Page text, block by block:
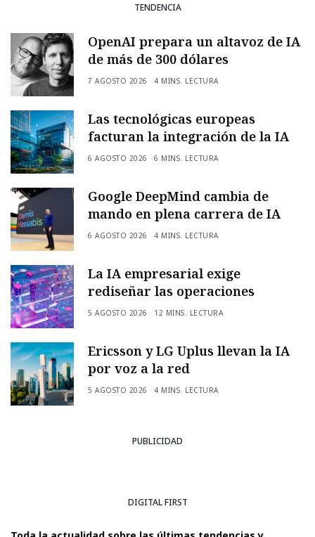
TENDENCIA
OpenAI prepara un altavoz de IA
de más de 300 dólares
7 AGOSTO 2026 4 MINS. LECTURA
Las tecnológicas europeas
facturan la integración de la IA
6 AGOSTO 2026 6 MINS. LECTURA
Google DeepMind cambia de
mando en plena carrera de IA
6 AGOSTO 2026 4 MINS. LECTURA
La IA empresarial exige
rediseñar las operaciones
5 AGOSTO 2026 12 MINS. LECTURA
Ericsson y LG Uplus llevan la IA
por voz a la red
5 AGOSTO 2026 4 MINS. LECTURA
PUBLICIDAD
DIGITAL FIRST